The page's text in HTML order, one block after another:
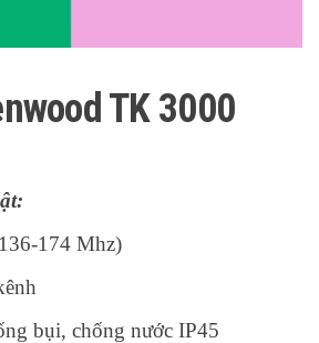
TK 3000
174 Mhz)
bụi, chống nước IP45